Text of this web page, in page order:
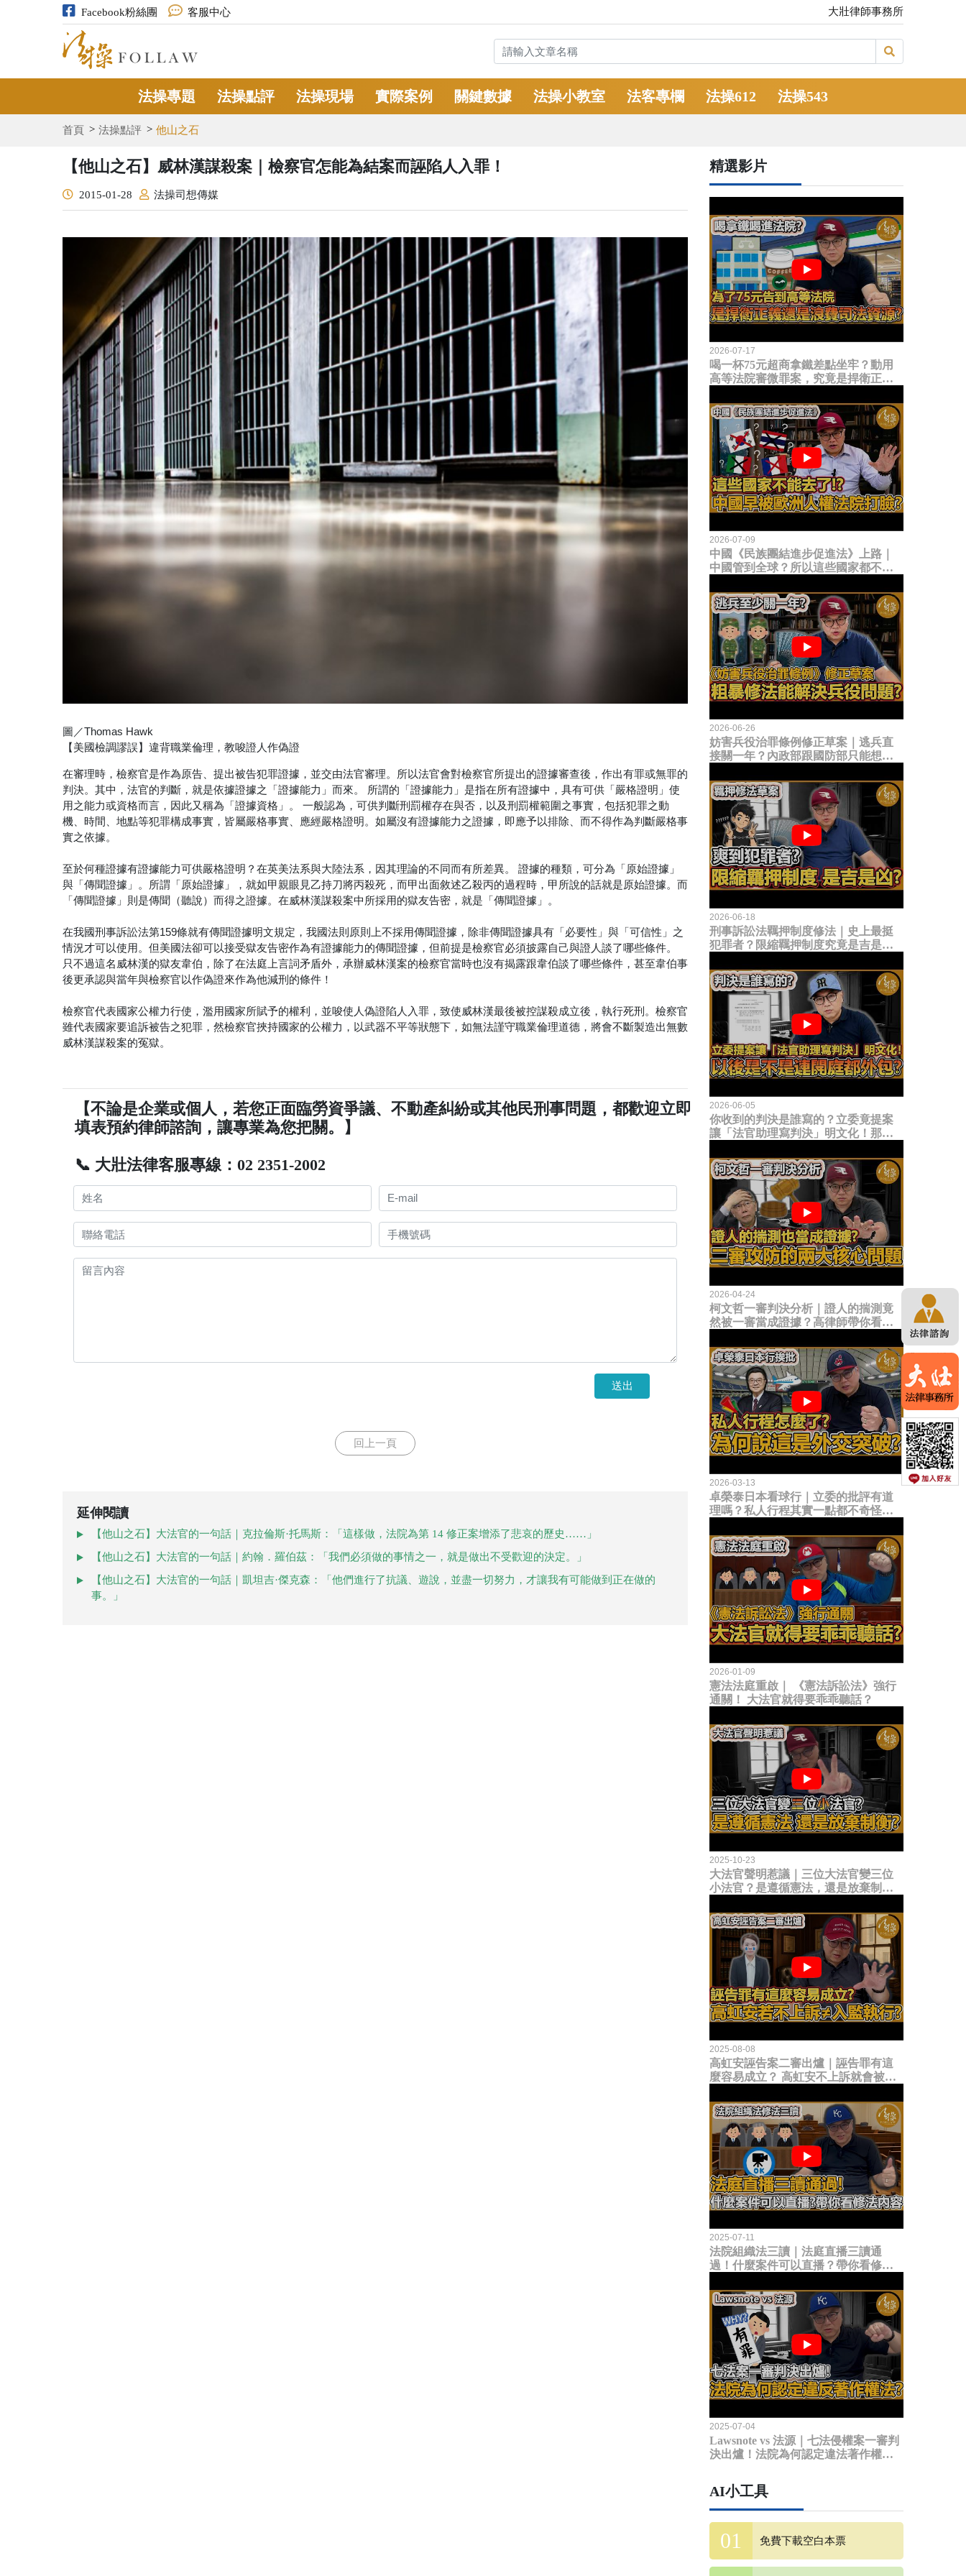
Facebook粉絲團 客服中心 大壯律師事務所
法操專題 法操點評 法操現場 實際案例 關鍵數據 法操小教室 法客專欄 法操612 法操543
首頁 法操點評 他山之石
【他山之石】威林漢謀殺案｜檢察官怎能為結案而誣陷人入罪！
2015-01-28 法操司想傳媒
圖／Thomas Hawk
【美國檢調謬誤】違背職業倫理，教唆證人作偽證
在審理時，檢察官是作為原告、提出被告犯罪證據，並交由法官審理。所以法官會對檢察官所提出的證據審查後，作出有罪或無罪的
判決。其中，法官的判斷，就是依據證據之「證據能力」而來。 所謂的「證據能力」是指在所有證據中，具有可供「嚴格證明」使
用之能力或資格而言，因此又稱為「證據資格」。 一般認為，可供判斷刑罰權存在與否，以及刑罰權範圍之事實，包括犯罪之動
機、時間、地點等犯罪構成事實，皆屬嚴格事實、應經嚴格證明。如屬沒有證據能力之證據，即應予以排除、而不得作為判斷嚴格事
實之依據。
至於何種證據有證據能力可供嚴格證明？在英美法系與大陸法系，因其理論的不同而有所差異。 證據的種類，可分為「原始證據」
與「傳聞證據」。所謂「原始證據」，就如甲親眼見乙持刀將丙殺死，而甲出面敘述乙殺丙的過程時，甲所說的話就是原始證據。而
「傳聞證據」則是傳聞（聽說）而得之證據。在威林漢謀殺案中所採用的獄友告密，就是「傳聞證據」。
在我國刑事訴訟法第159條就有傳聞證據明文規定，我國法則原則上不採用傳聞證據，除非傳聞證據具有「必要性」與「可信性」之
情況才可以使用。但美國法卻可以接受獄友告密作為有證據能力的傳聞證據，但前提是檢察官必須披露自己與證人談了哪些條件。
只不過這名威林漢的獄友韋伯，除了在法庭上言詞矛盾外，承辦威林漢案的檢察官當時也沒有揭露跟韋伯談了哪些條件，甚至韋伯事
後更承認與當年與檢察官以作偽證來作為他減刑的條件！
檢察官代表國家公權力行使，濫用國家所賦予的權利，並唆使人偽證陷人入罪，致使威林漢最後被控謀殺成立後，執行死刑。檢察官
雖代表國家要追訴被告之犯罪，然檢察官挾持國家的公權力，以武器不平等狀態下，如無法謹守職業倫理道德，將會不斷製造出無數
威林漢謀殺案的冤獄。
【不論是企業或個人，若您正面臨勞資爭議、不動產糾紛或其他民刑事問題，都歡迎立即
填表預約律師諮詢，讓專業為您把關。】
📞 大壯法律客服專線：02 2351-2002
送出
回上一頁
延伸閱讀
【他山之石】大法官的一句話｜克拉倫斯·托馬斯：「這樣做，法院為第 14 修正案增添了悲哀的歷史……」
【他山之石】大法官的一句話｜約翰．羅伯茲：「我們必須做的事情之一，就是做出不受歡迎的決定。」
【他山之石】大法官的一句話｜凱坦吉·傑克森：「他們進行了抗議、遊說，並盡一切努力，才讓我有可能做到正在做的
事。」
精選影片
2026-07-17
喝一杯75元超商拿鐵差點坐牢？動用
高等法院審微罪案，究竟是捍衛正義
2026-07-09
中國《民族團結進步促進法》上路｜
中國管到全球？所以這些國家都不能
臉？
2026-06-26
妨害兵役治罪條例修正草案｜逃兵直
接關一年？內政部跟國防部只能想到
題？
2026-06-18
刑事訴訟法羈押制度修法｜史上最挺
犯罪者？限縮羈押制度究竟是吉是
2026-06-05
你收到的判決是誰寫的？立委竟提案
讓「法官助理寫判決」明文化！那以
2026-04-24
柯文哲一審判決分析｜證人的揣測竟
然被一審當成證據？高律師帶你看未
2026-03-13
卓榮泰日本看球行｜立委的批評有道
理嗎？私人行程其實一點都不奇怪？
2026-01-09
憲法法庭重啟｜ 《憲法訴訟法》強行
通關！ 大法官就得要乖乖聽話？
2025-10-23
大法官聲明惹議｜三位大法官變三位
小法官？是遵循憲法，還是放棄制衡
2025-08-08
高虹安誣告案二審出爐｜誣告罪有這
麼容易成立？ 高虹安不上訴就會被
2025-07-11
法院組織法三讀｜法庭直播三讀通
過！什麼案件可以直播？帶你看修法
2025-07-04
Lawsnote vs 法源｜七法侵權案一審判
決出爐！法院為何認定違法著作權
AI小工具
免費下載空白本票